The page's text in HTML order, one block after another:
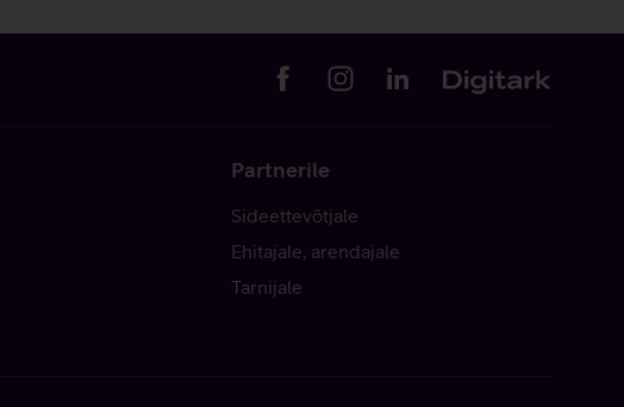
Partnerile
Sideettevõtjale
Ehitajale, arendajale
Tarnijale